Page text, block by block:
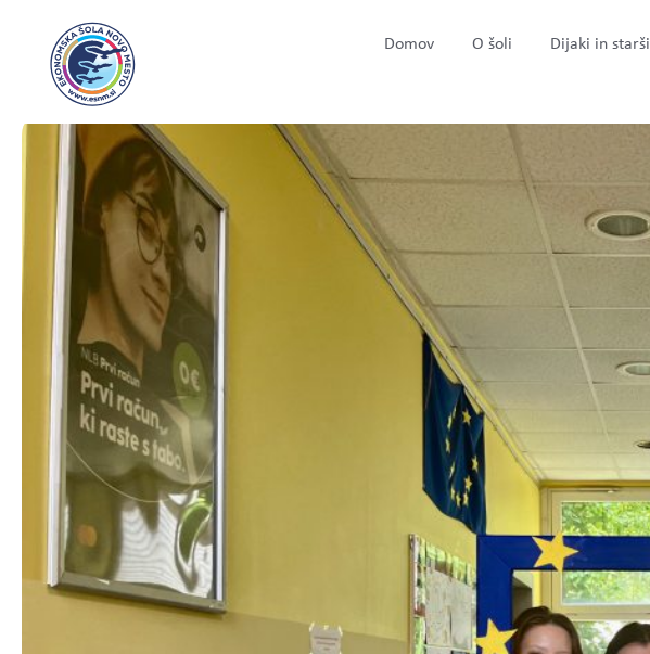
Domov O šoli Dijaki in starši